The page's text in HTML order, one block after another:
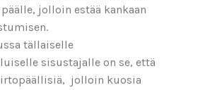
jolloin estää kankaan
tällaiselle
sisustajalle on se, että
irtopäällisiä, jolloin kuosia